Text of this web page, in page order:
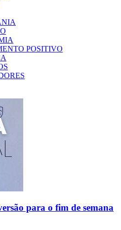
POSITIVO
para o fim de semana